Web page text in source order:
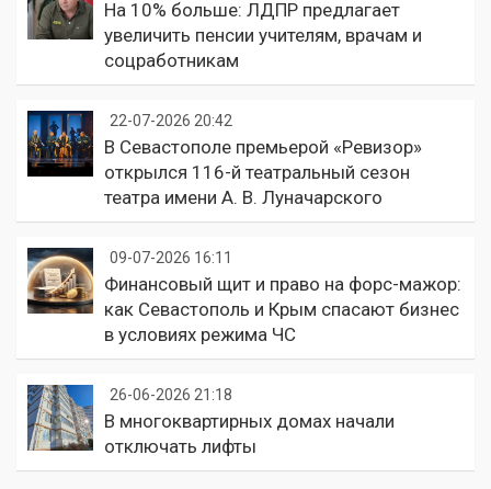
На 10% больше: ЛДПР предлагает
увеличить пенсии учителям, врачам и
соцработникам
22-07-2026 20:42
В Севастополе премьерой «Ревизор»
открылся 116-й театральный сезон
театра имени А. В. Луначарского
09-07-2026 16:11
Финансовый щит и право на форс-мажор:
как Севастополь и Крым спасают бизнес
в условиях режима ЧС
26-06-2026 21:18
В многоквартирных домах начали
отключать лифты